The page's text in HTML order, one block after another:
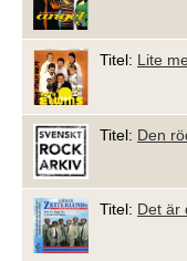
Titel: Lite
Titel: Den
Titel: Det är